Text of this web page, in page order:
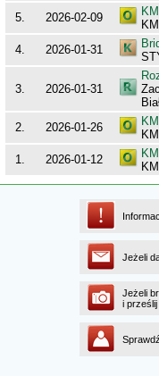
5. 2026-02-09
4. 2026-01-31
3. 2026-01-31
2. 2026-01-26
1. 2026-01-12
Jeżeli
Jeżeli
i